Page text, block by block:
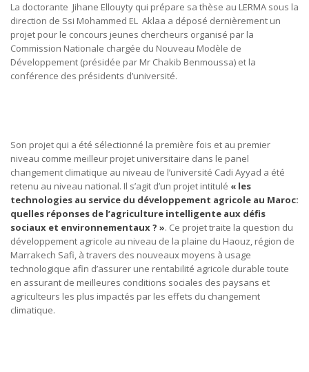
La doctorante Jihane Ellouyty qui prépare sa thèse au LERMA sous la
direction de Ssi Mohammed EL Aklaa a déposé dernièrement un
projet pour le concours jeunes chercheurs organisé par la
Commission Nationale chargée du Nouveau Modèle de
Développement (présidée par Mr Chakib Benmoussa) et la
conférence des présidents d’université.
Son projet qui a été sélectionné la première fois et au premier
niveau comme meilleur projet universitaire dans le panel
changement climatique au niveau de l’université Cadi Ayyad a été
retenu au niveau national. Il s’agit d’un projet intitulé « les
technologies au service du développement agricole au Maroc:
quelles réponses de l’agriculture intelligente aux défis
sociaux et environnementaux ? ». Ce projet traite la question du
développement agricole au niveau de la plaine du Haouz, région de
Marrakech Safi, à travers des nouveaux moyens à usage
technologique afin d’assurer une rentabilité agricole durable toute
en assurant de meilleures conditions sociales des paysans et
agriculteurs les plus impactés par les effets du changement
climatique.